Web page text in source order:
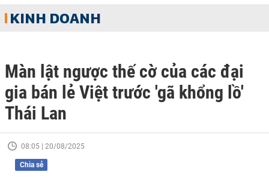
KINH DOANH
Màn lật ngược thế cờ của các đại
gia bán lẻ Việt trước 'gã khổng lồ'
Thái Lan
08:05 | 20/08/2025
Chia sẻ